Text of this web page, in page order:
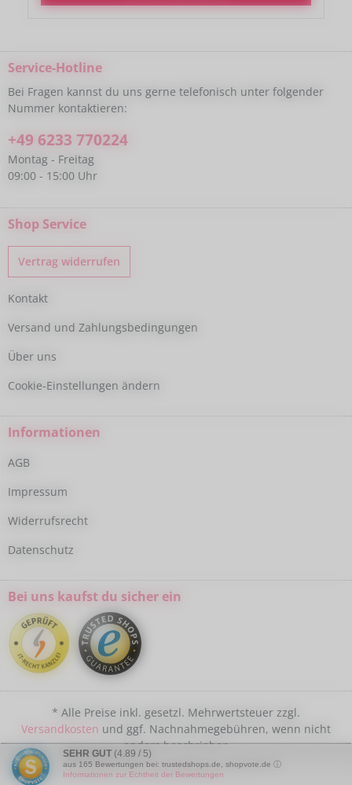
Service-Hotline
Bei Fragen kannst du uns gerne telefonisch unter folgender
Nummer kontaktieren:
+49 6233 770224
Montag - Freitag
09:00 - 15:00 Uhr
Shop Service
Vertrag widerrufen
Kontakt
Versand und Zahlungsbedingungen
Über uns
Cookie-Einstellungen ändern
Informationen
AGB
Impressum
Widerrufsrecht
Datenschutz
Bei uns kaufst du sicher ein
* Alle Preise inkl. gesetzl. Mehrwertsteuer zzgl.
Versandkosten und ggf. Nachnahmegebühren, wenn nicht
anders beschrieben
SEHR GUT (4.89 / 5)
aus 165 Bewertungen bei: trustedshops.de, shopvote.de ⓘ
Informationen zur Echtheit der Bewertungen